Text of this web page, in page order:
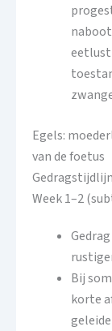
Egels:
van de foetus
Week 1–2
Bij
korte